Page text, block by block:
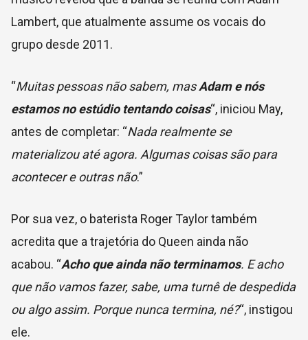
Lambert, que atualmente assume os vocais do
grupo desde 2011.
“Muitas pessoas não sabem, masAdam e nós
estamos no estúdio tentando coisas“, iniciou May,
antes de completar: “Nada realmente se
materializou até agora. Algumas coisas são para
acontecer e outras não.”
Por sua vez, o baterista Roger Taylor também
acredita que a trajetória do Queen ainda não
acabou. “Acho que ainda não terminamos. E acho
que não vamos fazer, sabe, uma turnê de despedida
ou algo assim. Porque nunca termina, né?“, instigou
ele.